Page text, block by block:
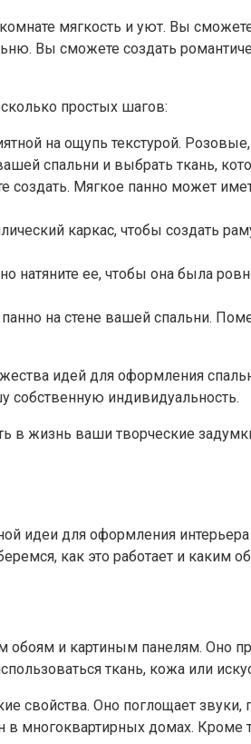
мягкость и уют. Вы
Вы сможете создать
простых шагов:
на ощупь текстурой.
спальни и выбрать ткань,
создать. Мягкое панно может
каркас, чтобы создать
натяните ее, чтобы она была
на стене вашей спальни.
идей для оформления
собственную индивидуальность.
в жизнь ваши творческие
идеи для оформления
как это работает и каким
и картиным панелям. Оно
ткань, кожа или
свойства. Оно поглощает
домах. Кроме